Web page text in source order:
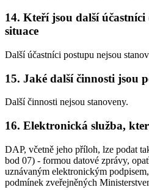
14. Kteří jsou další
situace
Další účastníci postupu nejsou
15. Jaké další činnosti jsou
Další činnosti nejsou stanoveny.
16. Elektronická služba,
DAP, včetně jeho příloh, lze podat
bod 07) - formou datové zprávy,
uznávaným elektronickým
podmínek zveřejněných